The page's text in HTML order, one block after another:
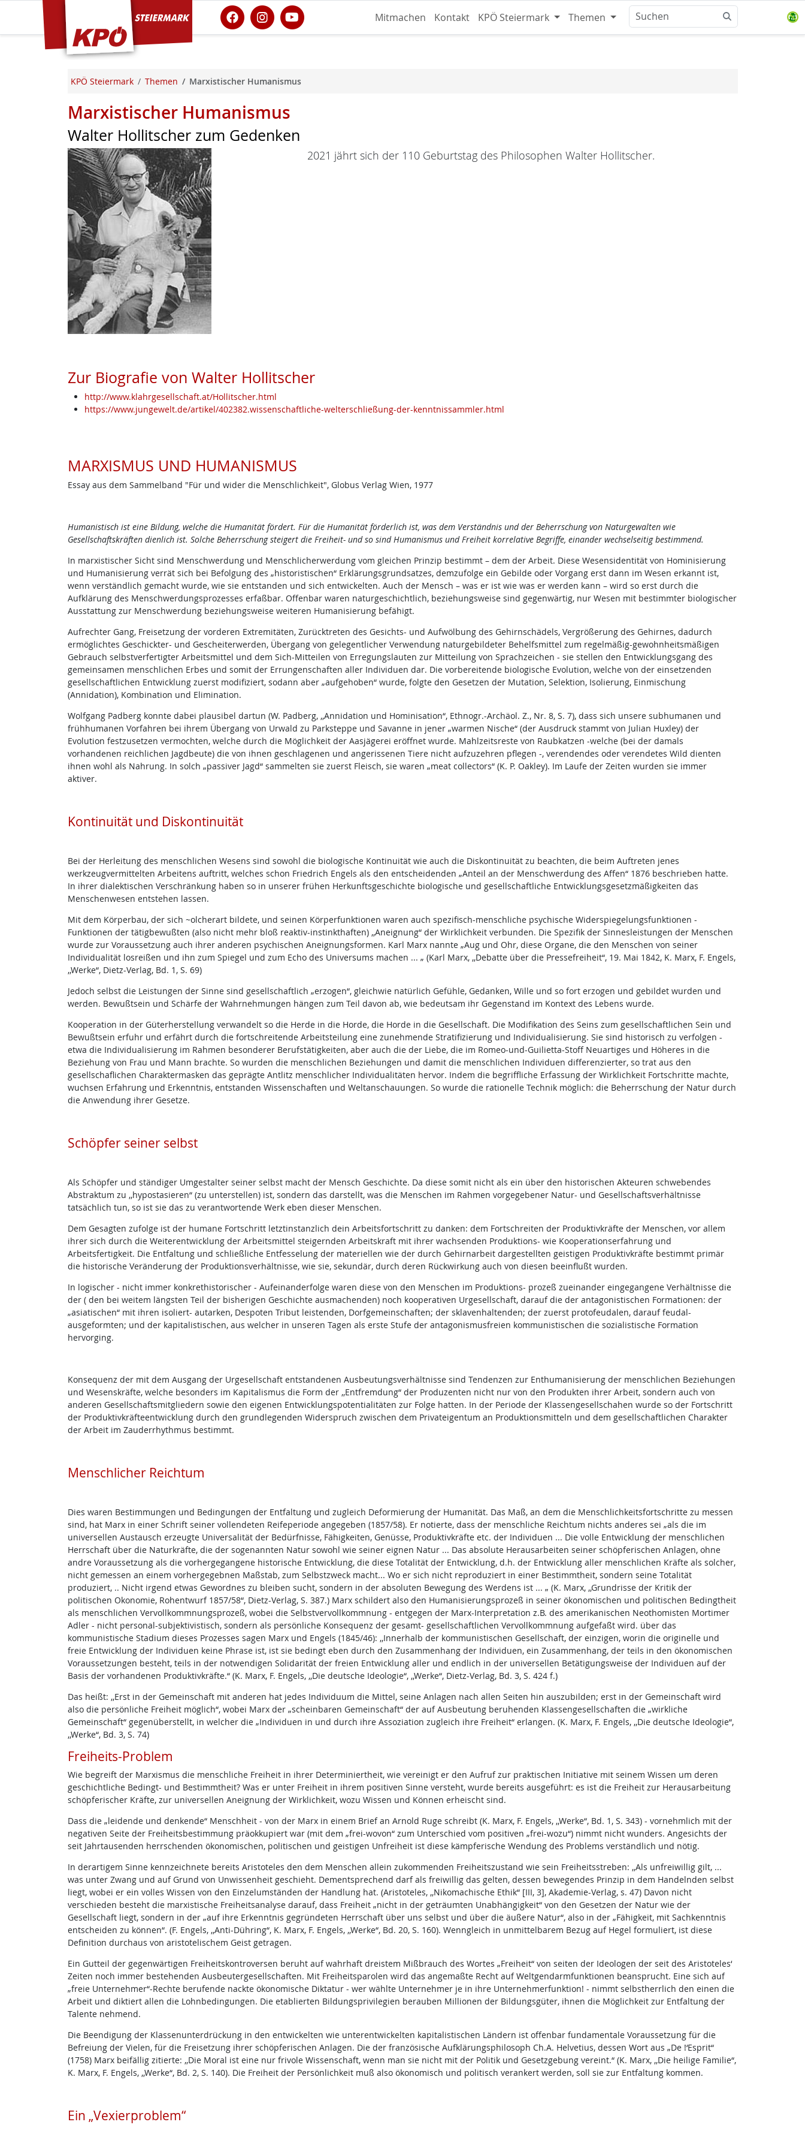
KPÖ Steiermark Mitmachen Kontakt KPÖ Steiermark Themen
KPÖ Steiermark Themen Marxistischer Humanismus
Marxistischer Humanismus
Walter Hollitscher zum Gedenken
2021 jährt sich der 110 Geburtstag des Philosophen Walter Hollitscher.
Zur Biografie von Walter Hollitscher
http://www.klahrgesellschaft.at/Hollitscher.html
https://www.jungewelt.de/artikel/402382.wissenschaftliche-welterschließung-der-kenntnissammler.html
MARXISMUS UND HUMANISMUS
Essay aus dem Sammelband "Für und wider die Menschlichkeit", Globus Verlag Wien, 1977
Humanistisch ist eine Bildung, welche die Humanität fördert. Für die Humanität förderlich ist, was dem Verständnis und der Beherrschung von Naturgewalten wie
Gesellschaftskräften dienlich ist. Solche Beherrschung steigert die Freiheit- und so sind Humanismus und Freiheit korrelative Begriffe, einander wechselseitig bestimmend.
In marxistischer Sicht sind Menschwerdung und Menschlicherwerdung vom gleichen Prinzip bestimmt – dem der Arbeit. Diese Wesensidentität von Hominisierung
und Humanisierung verrät sich bei Befolgung des „historistischen“ Erklärungsgrundsatzes, demzufolge ein Gebilde oder Vorgang erst dann im Wesen erkannt ist,
wenn verständlich gemacht wurde, wie sie entstanden und sich entwickelten. Auch der Mensch – was er ist wie was er werden kann – wird so erst durch die
Aufklärung des Menschwerdungsprozesses erfaßbar. Offenbar waren naturgeschichtlich, beziehungsweise sind gegenwärtig, nur Wesen mit bestimmter biologischer
Ausstattung zur Menschwerdung beziehungsweise weiteren Humanisierung befähigt.
Aufrechter Gang, Freisetzung der vorderen Extremitäten, Zurücktreten des Gesichts- und Aufwölbung des Gehirnschädels, Vergrößerung des Gehirnes, dadurch
ermöglichtes Geschickter- und Gescheiterwerden, Übergang von gelegentlicher Verwendung naturgebildeter Behelfsmittel zum regelmäßig-gewohnheitsmäßigen
Gebrauch selbstverfertigter Arbeitsmittel und dem Sich-Mitteilen von Erregungslauten zur Mitteilung von Sprachzeichen - sie stellen den Entwicklungsgang des
gemeinsamen menschlichen Erbes und somit der Errungenschaften aller Individuen dar. Die vorbereitende biologische Evolution, welche von der einsetzenden
gesellschaftlichen Entwicklung zuerst modifiziert, sodann aber „aufgehoben“ wurde, folgte den Gesetzen der Mutation, Selektion, Isolierung, Einmischung
(Annidation), Kombination und Elimination.
Wolfgang Padberg konnte dabei plausibel dartun (W. Padberg, ,,Annidation und Hominisation“, Ethnogr.-Archäol. Z., Nr. 8, S. 7), dass sich unsere subhumanen und
frühhumanen Vorfahren bei ihrem Übergang von Urwald zu Parksteppe und Savanne in jener „warmen Nische“ (der Ausdruck stammt von Julian Huxley) der
Evolution festzusetzen vermochten, welche durch die Möglichkeit der Aasjägerei eröffnet wurde. Mahlzeitsreste von Raubkatzen -welche (bei der damals
vorhandenen reichlichen Jagdbeute) die von ihnen geschlagenen und angerissenen Tiere nicht aufzuzehren pflegen -, verendendes oder verendetes Wild dienten
ihnen wohl als Nahrung. In solch „passiver Jagd“ sammelten sie zuerst Fleisch, sie waren „meat collectors“ (K. P. Oakley). Im Laufe der Zeiten wurden sie immer
aktiver.
Kontinuität und Diskontinuität
Bei der Herleitung des menschlichen Wesens sind sowohl die biologische Kontinuität wie auch die Diskontinuität zu beachten, die beim Auftreten jenes
werkzeugvermittelten Arbeitens auftritt, welches schon Friedrich Engels als den entscheidenden „Anteil an der Menschwerdung des Affen“ 1876 beschrieben hatte.
In ihrer dialektischen Verschränkung haben so in unserer frühen Herkunftsgeschichte biologische und gesellschaftliche Entwicklungsgesetzmäßigkeiten das
Menschenwesen entstehen lassen.
Mit dem Körperbau, der sich ~olcherart bildete, und seinen Körperfunktionen waren auch spezifisch-menschliche psychische Widerspiegelungsfunktionen -
Funktionen der tätigbewußten (also nicht mehr bloß reaktiv-instinkthaften) ,,Aneignung“ der Wirklichkeit verbunden. Die Spezifik der Sinnesleistungen der Menschen
wurde zur Voraussetzung auch ihrer anderen psychischen Aneignungsformen. Karl Marx nannte „Aug und Ohr, diese Organe, die den Menschen von seiner
Individualität losreißen und ihn zum Spiegel und zum Echo des Universums machen ... „ (Karl Marx, ,,Debatte über die Pressefreiheit“, 19. Mai 1842, K. Marx, F. Engels,
,,Werke“, Dietz-Verlag, Bd. 1, S. 69)
Jedoch selbst die Leistungen der Sinne sind gesellschaftlich „erzogen“, gleichwie natürlich Gefühle, Gedanken, Wille und so fort erzogen und gebildet wurden und
werden. Bewußtsein und Schärfe der Wahrnehmungen hängen zum Teil davon ab, wie bedeutsam ihr Gegenstand im Kontext des Lebens wurde.
Kooperation in der Güterherstellung verwandelt so die Herde in die Horde, die Horde in die Gesellschaft. Die Modifikation des Seins zum gesellschaftlichen Sein und
Bewußtsein erfuhr und erfährt durch die fortschreitende Arbeitsteilung eine zunehmende Stratifizierung und Individualisierung. Sie sind historisch zu verfolgen -
etwa die Individualisierung im Rahmen besonderer Berufstätigkeiten, aber auch die der Liebe, die im Romeo-und-Guilietta-Stoff Neuartiges und Höheres in die
Beziehung von Frau und Mann brachte. So wurden die menschlichen Beziehungen und damit die menschlichen Individuen differenzierter, so trat aus den
gesellschaflichen Charaktermasken das geprägte Antlitz menschlicher Individualitäten hervor. Indem die begriffliche Erfassung der Wirklichkeit Fortschritte machte,
wuchsen Erfahrung und Erkenntnis, entstanden Wissenschaften und Weltanschauungen. So wurde die rationelle Technik möglich: die Beherrschung der Natur durch
die Anwendung ihrer Gesetze.
Schöpfer seiner selbst
Als Schöpfer und ständiger Umgestalter seiner selbst macht der Mensch Geschichte. Da diese somit nicht als ein über den historischen Akteuren schwebendes
Abstraktum zu ,,hypostasieren“ (zu unterstellen) ist, sondern das darstellt, was die Menschen im Rahmen vorgegebener Natur- und Gesellschaftsverhältnisse
tatsächlich tun, so ist sie das zu verantwortende Werk eben dieser Menschen.
Dem Gesagten zufolge ist der humane Fortschritt letztinstanzlich dein Arbeitsfortschritt zu danken: dem Fortschreiten der Produktivkräfte der Menschen, vor allem
ihrer sich durch die Weiterentwicklung der Arbeitsmittel steigernden Arbeitskraft mit ihrer wachsenden Produktions- wie Kooperationserfahrung und
Arbeitsfertigkeit. Die Entfaltung und schließliche Entfesselung der materiellen wie der durch Gehirnarbeit dargestellten geistigen Produktivkräfte bestimmt primär
die historische Veränderung der Produktionsverhältnisse, wie sie, sekundär, durch deren Rückwirkung auch von diesen beeinflußt wurden.
In logischer - nicht immer konkrethistorischer - Aufeinanderfolge waren diese von den Menschen im Produktions- prozeß zueinander eingegangene Verhältnisse die
der ( den bei weitem längsten Teil der bisherigen Geschichte ausmachenden) noch kooperativen Urgesellschaft, darauf die der antagonistischen Formationen: der
„asiatischen“ mit ihren isoliert- autarken, Despoten Tribut leistenden, Dorfgemeinschaften; der sklavenhaltenden; der zuerst protofeudalen, darauf feudal-
ausgeformten; und der kapitalistischen, aus welcher in unseren Tagen als erste Stufe der antagonismusfreien kommunistischen die sozialistische Formation
hervorging.
Konsequenz der mit dem Ausgang der Urgesellschaft entstandenen Ausbeutungsverhältnisse sind Tendenzen zur Enthumanisierung der menschlichen Beziehungen
und Wesenskräfte, welche besonders im Kapitalismus die Form der ,,Entfremdung“ der Produzenten nicht nur von den Produkten ihrer Arbeit, sondern auch von
anderen Gesellschaftsmitgliedern sowie den eigenen Entwicklungspotentialitäten zur Folge hatten. In der Periode der Klassengesellschahen wurde so der Fortschritt
der Produktivkräfteentwicklung durch den grundlegenden Widerspruch zwischen dem Privateigentum an Produktionsmitteln und dem gesellschaftlichen Charakter
der Arbeit im Zauderrhythmus bestimmt.
Menschlicher Reichtum
Dies waren Bestimmungen und Bedingungen der Entfaltung und zugleich Deformierung der Humanität. Das Maß, an dem die Menschlichkeitsfortschritte zu messen
sind, hat Marx in einer Schrift seiner vollendeten Reifeperiode angegeben (1857/58). Er notierte, dass der menschliche Reichtum nichts anderes sei „als die im
universellen Austausch erzeugte Universalität der Bedürfnisse, Fähigkeiten, Genüsse, Produktivkräfte etc. der Individuen ... Die volle Entwicklung der menschlichen
Herrschaft über die Naturkräfte, die der sogenannten Natur sowohl wie seiner eignen Natur ... Das absolute Herausarbeiten seiner schöpferischen Anlagen, ohne
andre Voraussetzung als die vorhergegangene historische Entwicklung, die diese Totalität der Entwicklung, d.h. der Entwicklung aller menschlichen Kräfte als solcher,
nicht gemessen an einem vorhergegebnen Maßstab, zum Selbstzweck macht... Wo er sich nicht reproduziert in einer Bestimmtheit, sondern seine Totalität
produziert, .. Nicht irgend etwas Gewordnes zu bleiben sucht, sondern in der absoluten Bewegung des Werdens ist ... „ (K. Marx, ,,Grundrisse der Kritik der
politischen Okonomie, Rohentwurf 1857/58“, Dietz-Verlag, S. 387.) Marx schildert also den Humanisierungsprozeß in seiner ökonomischen und politischen Bedingtheit
als menschlichen Vervollkommnungsprozeß, wobei die Selbstvervollkommnung - entgegen der Marx-Interpretation z.B. des amerikanischen Neothomisten Mortimer
Adler - nicht personal-subjektivistisch, sondern als persönliche Konsequenz der gesamt- gesellschaftlichen Vervollkommnung aufgefaßt wird. über das
kommunistische Stadium dieses Prozesses sagen Marx und Engels (1845/46): ,,Innerhalb der kommunistischen Gesellschaft, der einzigen, worin die originelle und
freie Entwicklung der Individuen keine Phrase ist, ist sie bedingt eben durch den Zusammenhang der Individuen, ein Zusammenhang, der teils in den ökonomischen
Voraussetzungen besteht, teils in der notwendigen Solidarität der freien Entwicklung aller und endlich in der universellen Betätigungsweise der Individuen auf der
Basis der vorhandenen Produktivkräfte.“ (K. Marx, F. Engels, ,,Die deutsche Ideologie“, ,,Werke“, Dietz-Verlag, Bd. 3, S. 424 f.)
Das heißt: ,,Erst in der Gemeinschaft mit anderen hat jedes Individuum die Mittel, seine Anlagen nach allen Seiten hin auszubilden; erst in der Gemeinschaft wird
also die persönliche Freiheit möglich“, wobei Marx der „scheinbaren Gemeinschaft“ der auf Ausbeutung beruhenden Klassengesellschaften die „wirkliche
Gemeinschaft“ gegenüberstellt, in welcher die „Individuen in und durch ihre Assoziation zugleich ihre Freiheit“ erlangen. (K. Marx, F. Engels, ,,Die deutsche Ideologie“,
,,Werke“, Bd. 3, S. 74)
Freiheits-Problem
Wie begreift der Marxismus die menschliche Freiheit in ihrer Determiniertheit, wie vereinigt er den Aufruf zur praktischen Initiative mit seinem Wissen um deren
geschichtliche Bedingt- und Bestimmtheit? Was er unter Freiheit in ihrem positiven Sinne versteht, wurde bereits ausgeführt: es ist die Freiheit zur Herausarbeitung
schöpferischer Kräfte, zur universellen Aneignung der Wirklichkeit, wozu Wissen und Können erheischt sind.
Dass die „leidende und denkende“ Menschheit - von der Marx in einem Brief an Arnold Ruge schreibt (K. Marx, F. Engels, ,,Werke“, Bd. 1, S. 343) - vornehmlich mit der
negativen Seite der Freiheitsbestimmung präokkupiert war (mit dem „frei-wovon“ zum Unterschied vom positiven „frei-wozu“) nimmt nicht wunders. Angesichts der
seit Jahrtausenden herrschenden ökonomischen, politischen und geistigen Unfreiheit ist diese kämpferische Wendung des Problems verständlich und nötig.
In derartigem Sinne kennzeichnete bereits Aristoteles den dem Menschen allein zukommenden Freiheitszustand wie sein Freiheitsstreben: ,,Als unfreiwillig gilt, ...
was unter Zwang und auf Grund von Unwissenheit geschieht. Dementsprechend darf als freiwillig das gelten, dessen bewegendes Prinzip in dem Handelnden selbst
liegt, wobei er ein volles Wissen von den Einzelumständen der Handlung hat. (Aristoteles, ,,Nikomachische Ethik“ [III, 3], Akademie-Verlag, s. 47) Davon nicht
verschieden besteht die marxistische Freiheitsanalyse darauf, dass Freiheit „nicht in der geträumten Unabhängigkeit“ von den Gesetzen der Natur wie der
Gesellschaft liegt, sondern in der „auf ihre Erkenntnis gegründeten Herrschaft über uns selbst und über die äußere Natur“, also in der „Fähigkeit, mit Sachkenntnis
entscheiden zu können“. (F. Engels, ,,Anti-Dühring“, K. Marx, F. Engels, ,,Werke“, Bd. 20, S. 160). Wenngleich in unmittelbarem Bezug auf Hegel formuliert, ist diese
Definition durchaus von aristotelischem Geist getragen.
Ein Gutteil der gegenwärtigen Freiheitskontroversen beruht auf wahrhaft dreistem Mißbrauch des Wortes „Freiheit“ von seiten der Ideologen der seit des Aristoteles‘
Zeiten noch immer bestehenden Ausbeutergesellschaften. Mit Freiheitsparolen wird das angemaßte Recht auf Weltgendarmfunktionen beansprucht. Eine sich auf
„freie Unternehmer“-Rechte berufende nackte ökonomische Diktatur - wer wählte Unternehmer je in ihre Unternehmerfunktion! - nimmt selbstherrlich den einen die
Arbeit und diktiert allen die Lohnbedingungen. Die etablierten Bildungsprivilegien berauben Millionen der Bildungsgüter, ihnen die Möglichkeit zur Entfaltung der
Talente nehmend.
Die Beendigung der Klassenunterdrückung in den entwickelten wie unterentwickelten kapitalistischen Ländern ist offenbar fundamentale Voraussetzung für die
Befreiung der Vielen, für die Freisetzung ihrer schöpferischen Anlagen. Die der französische Aufklärungsphilosoph Ch.A. Helvetius, dessen Wort aus „De !‘Esprit“
(1758) Marx beifällig zitierte: ,,Die Moral ist eine nur frivole Wissenschaft, wenn man sie nicht mit der Politik und Gesetzgebung vereint.“ (K. Marx, ,,Die heilige Familie“,
K. Marx, F. Engels, ,,Werke“, Bd. 2, S. 140). Die Freiheit der Persönlichkeit muß also ökonomisch und politisch verankert werden, soll sie zur Entfaltung kommen.
Ein „Vexierproblem“